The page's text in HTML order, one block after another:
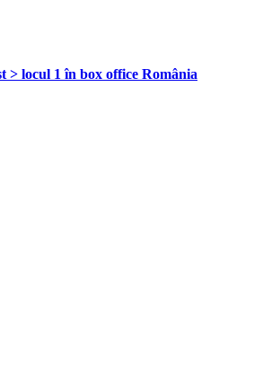
> locul 1 în box office România